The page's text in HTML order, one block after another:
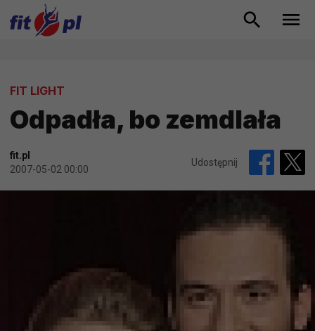
FIT LIGHT
Odpadła, bo zemdlała
fit.pl
2007-05-02 00:00
Udostępnij